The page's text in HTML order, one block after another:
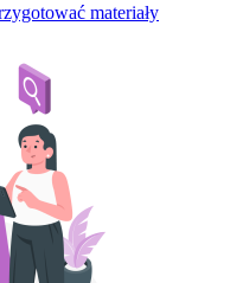
materiały